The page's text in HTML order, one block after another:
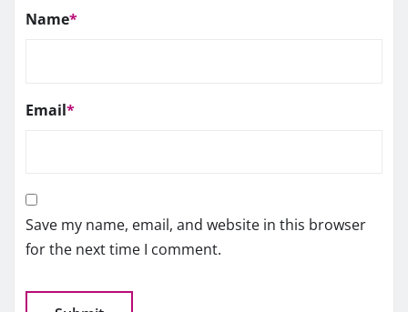
Name*
Email*
Save my name, email, and website in this browser
for the next time I comment.